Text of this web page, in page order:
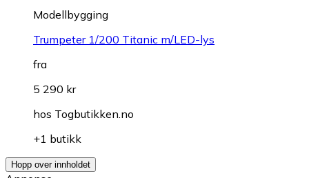
Modellbygging
Trumpeter 1/200 Titanic m/LED-lys
fra
5 290 kr
hos Togbutikken.no
+1 butikk
Hopp over innholdet